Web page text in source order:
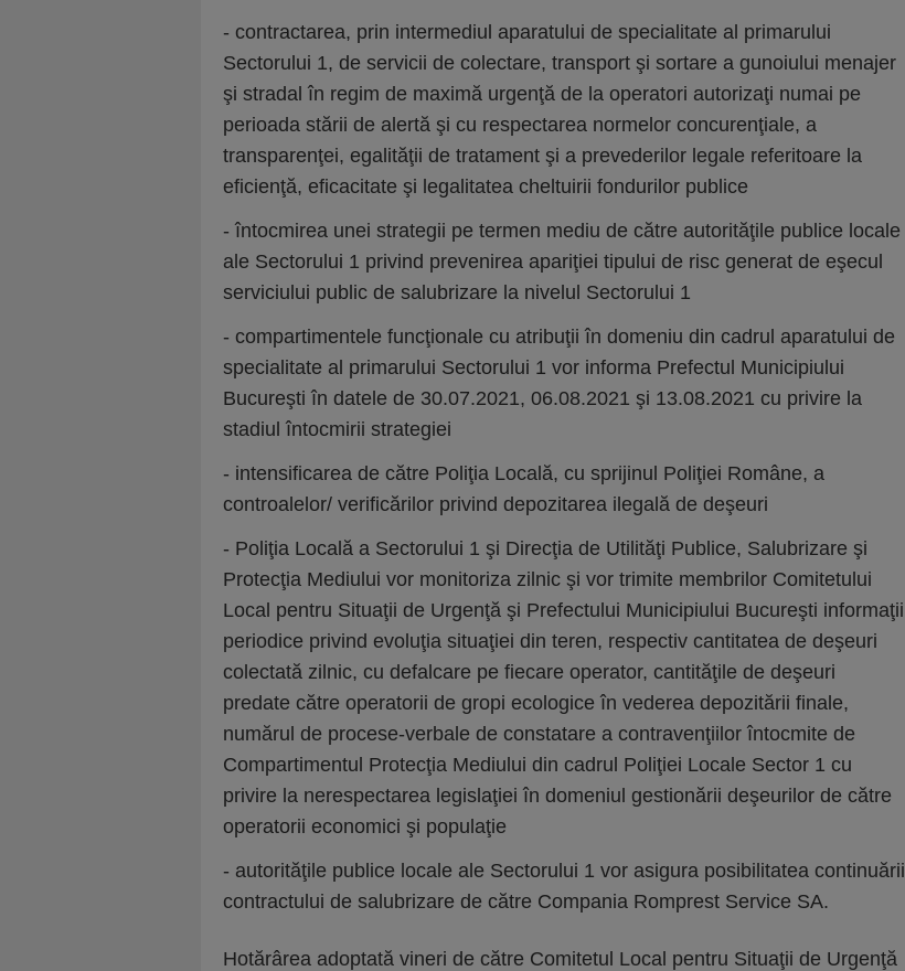
- contractarea, prin intermediul aparatului de specialitate al primarului
Sectorului 1, de servicii de colectare, transport şi sortare a gunoiului menajer
şi stradal în regim de maximă urgenţă de la operatori autorizaţi numai pe
perioada stării de alertă şi cu respectarea normelor concurenţiale, a
transparenţei, egalităţii de tratament şi a prevederilor legale referitoare la
eficienţă, eficacitate şi legalitatea cheltuirii fondurilor publice
- întocmirea unei strategii pe termen mediu de către autorităţile publice locale
ale Sectorului 1 privind prevenirea apariţiei tipului de risc generat de eşecul
serviciului public de salubrizare la nivelul Sectorului 1
- compartimentele funcţionale cu atribuţii în domeniu din cadrul aparatului de
specialitate al primarului Sectorului 1 vor informa Prefectul Municipiului
Bucureşti în datele de 30.07.2021, 06.08.2021 şi 13.08.2021 cu privire la
stadiul întocmirii strategiei
- intensificarea de către Poliţia Locală, cu sprijinul Poliţiei Române, a
controalelor/ verificărilor privind depozitarea ilegală de deşeuri
- Poliţia Locală a Sectorului 1 şi Direcţia de Utilităţi Publice, Salubrizare şi
Protecţia Mediului vor monitoriza zilnic şi vor trimite membrilor Comitetului
Local pentru Situaţii de Urgenţă şi Prefectului Municipiului Bucureşti informaţii
periodice privind evoluţia situaţiei din teren, respectiv cantitatea de deşeuri
colectată zilnic, cu defalcare pe fiecare operator, cantităţile de deşeuri
predate către operatorii de gropi ecologice în vederea depozitării finale,
numărul de procese-verbale de constatare a contravenţiilor întocmite de
Compartimentul Protecţia Mediului din cadrul Poliţiei Locale Sector 1 cu
privire la nerespectarea legislaţiei în domeniul gestionării deşeurilor de către
operatorii economici şi populaţie
- autorităţile publice locale ale Sectorului 1 vor asigura posibilitatea continuării
contractului de salubrizare de către Compania Romprest Service SA.
Hotărârea adoptată vineri de către Comitetul Local pentru Situaţii de Urgenţă